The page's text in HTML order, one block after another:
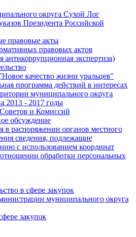
округа Сухой Лог
Президента Российской
правовые акты
правовых актов
антикоррупционная экспертиза)
качество жизни уральцев"
программа действий в интересах
муниципального округа
2013 - 2017 годы
и Комиссий
обсуждение
в распоряжении органов местного
сведения, подлежащие
с использованием координат
обработки персональных
в сфере закупок
муниципального округа
закупок